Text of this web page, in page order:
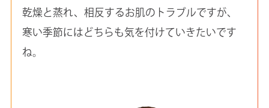
乾燥と蒸れ、相反するお肌のトラブルですが、
寒い季節にはどちらも気を付けていきたいです
ね。